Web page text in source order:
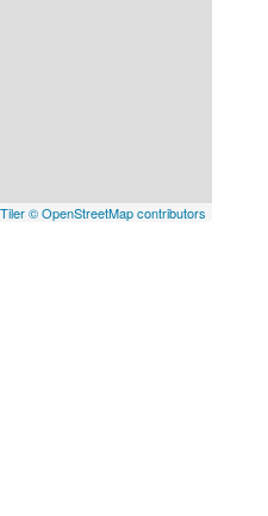
© OpenStreetMap contributors